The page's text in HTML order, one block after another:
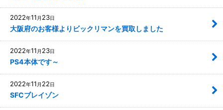
2022年11 月 23日
大阪府のお客様よりビックリマンを買取しました
2022年11 月 23日
PS4本体です～
2022年11 月 22日
SFCブレイゾン